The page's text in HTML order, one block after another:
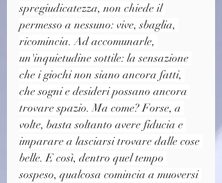
spregiudicatezza, non chiede il
permesso a nessuno: vive, sbaglia,
ricomincia. Ad accomunarle,
un'inquietudine sottile: la sensazione
che i giochi non siano ancora fatti,
che sogni e desideri possano ancora
trovare spazio. Ma come? Forse, a
volte, basta soltanto avere fiducia e
imparare a lasciarsi trovare dalle cose
belle. E così, dentro quel tempo
sospeso, qualcosa comincia a muoversi